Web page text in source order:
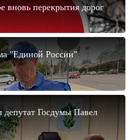
вновь перекрытия дорог
"Единой России"
депутат Госдумы Павел